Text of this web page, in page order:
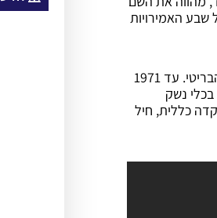
האמירויות
הצבא הוקם ב-1951 תחילה ככוח סיור החופים של עומאן שאותו הקימו וייסדו קצינים מהצבא הבריטי. עד 1971
בכלי נשק
הצבאי לכדי מפקדה כללית, חיל